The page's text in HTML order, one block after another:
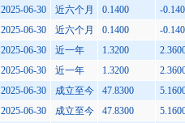
2025-06-30
近六个月 0.1400
-
2025-06-30
近六个月 0.1400
-
2025-06-30
近一年 1.3200
2025-06-30
近一年 1.3200
2025-06-30
成立至今 47.8300
2025-06-30
成立至今 47.8300